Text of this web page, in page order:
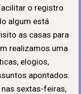
o registro
algum está
as casas para
realizamos uma
elogios,
apontados.
sextas-feiras,